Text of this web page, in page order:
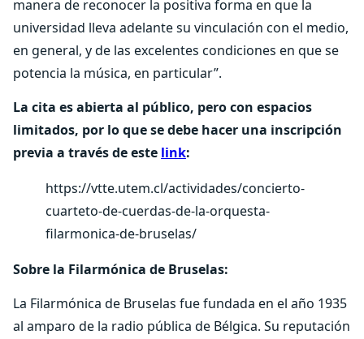
manera de reconocer la positiva forma en que la
universidad lleva adelante su vinculación con el medio,
en general, y de las excelentes condiciones en que se
potencia la música, en particular”.
La cita es abierta al público, pero con espacios
limitados, por lo que se debe hacer una inscripción
previa a través de este link:
https://vtte.utem.cl/actividades/concierto-
cuarteto-de-cuerdas-de-la-orquesta-
filarmonica-de-bruselas/
Sobre la Filarmónica de Bruselas:
La Filarmónica de Bruselas fue fundada en el año 1935
al amparo de la radio pública de Bélgica. Su reputación